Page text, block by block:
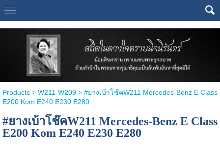
Products> W211-W209> #ยางเบ้าโช๊คW211 Mercedes-Benz E Class
E200 Kom E240 E230 E280
#ยางเบ้าโช๊คW211 Mercedes-Benz E Class
E200 Kom E240 E230 E280